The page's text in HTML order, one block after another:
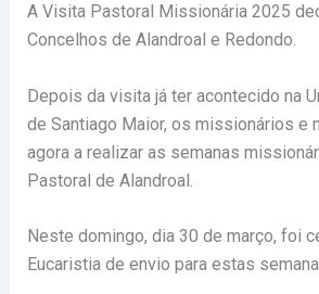
A Visita Pastoral Missionária 2025
Concelhos de Alandroal e Redondo.
Depois da visita já ter acontecido na
de Santiago Maior, os missionários e
agora a realizar as semanas
Pastoral de Alandroal.
Neste domingo, dia 30 de março, foi
Eucaristia de envio para estas